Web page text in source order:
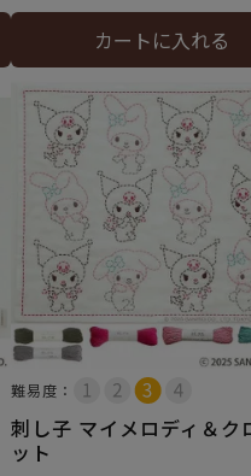
カートに入れる
難易度：
刺し子 マイメロディ＆ク
ット